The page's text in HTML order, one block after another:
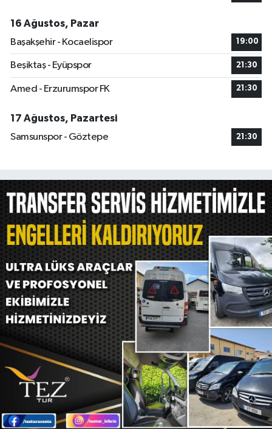
16 Ağustos, Pazar
Başakşehir - Kocaelispor
19:00
Beşiktaş - Eyüpspor 21:30
Amed - Erzurumspor FK 21:30
17 Ağustos, Pazartesi
Samsunspor - Göztepe
21:30